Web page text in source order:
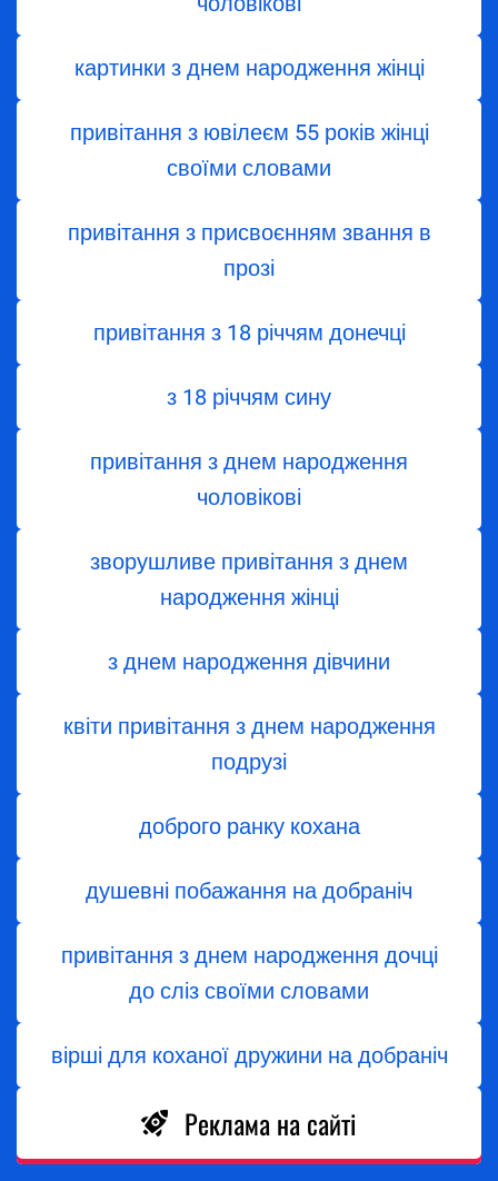
картинки з днем народження жінці
привітання з ювілеєм 55 років жінці
своїми словами
привітання з присвоєнням звання в
прозі
привітання з 18 річчям донечці
з 18 річчям сину
привітання з днем народження
чоловікові
зворушливе привітання з днем
народження жінці
з днем ​​народження дівчини
квіти привітання з днем народження
подрузі
доброго ранку кохана
душевні побажання на добраніч
привітання з днем народження дочці
до сліз своїми словами
вірші для коханої дружини на добраніч
Реклама на сайті